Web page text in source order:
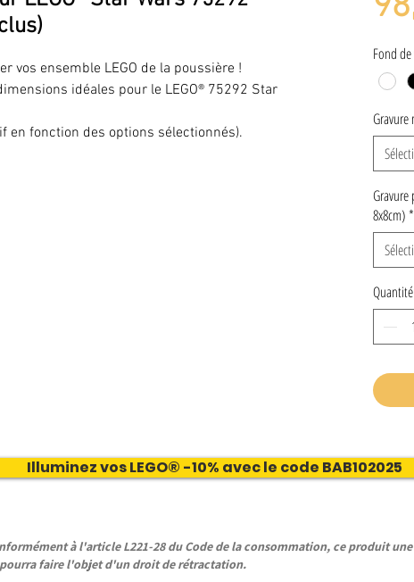
vos ensemble LEGO de la poussière !
idéales pour le LEGO® 75292 Star
en fonction des options sélectionnés).
Fond de
Gravure
8x8cm)*
Quantité
Illuminez vos LEGO® -10% avec le code BAB102025
à l'article L221-28 du Code de la consommation, ce produit
faire l'objet d'un droit de rétractation.